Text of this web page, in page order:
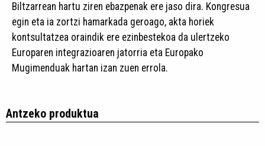
Biltzarrean hartu ziren ebazpenak ere jaso dira. Kongresua
egin eta ia zortzi hamarkada geroago, akta horiek
kontsultatzea oraindik ere ezinbestekoa da ulertzeko
Europaren integrazioaren jatorria eta Europako
Mugimenduak hartan izan zuen errola.
Antzeko produktua